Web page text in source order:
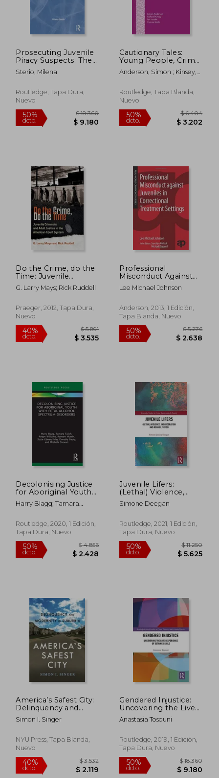
dcto. dcto.
Prosecuting Juvenile
Piracy Suspects: The
International Legal
Framework (en
Sterio, Milena
Routledge, Tapa Dura,
Nuevo
50%
dcto. $ 9.180
Cautionary Tales:
Young People, Crime
and Policing in
Edinburgh (en Inglés)
Anderson, Simon ; Kinsey,
Routledge, Tapa Blanda,
Nuevo
50%
dcto. $
Do the Crime, do the
Time: Juvenile
Criminals and Adult
Justice in the
System (en Inglés)
G. Larry Mays; Rick Ruddell
Praeger, 2012, Tapa Dura,
Nuevo
Professional
Misconduct Against
Juveniles in
Correctional
(Real-World
Criminology) (en
Lee Michael Johnson
Anderson, 2013, 1 Edición,
Tapa Blanda, Nuevo
Decolonising Justice
for Aboriginal Youth
With Fetal Alcohol
Spectrum Disorders
Focus) (en Inglés)
Harry Blagg; Tamara
Routledge, 2020, 1 Edición,
Tapa Dura, Nuevo
Juvenile Lifers:
(Lethal) Violence,
Incarceration and
Rehabilitation
Crime, Justice and the
Family) (en Inglés)
Simone Deegan
Routledge, 2021, 1 Edición,
Tapa Dura, Nuevo
America’s Safest City:
Delinquency and
Modernity in
Suburbia (New
Crime, Deviance, and
Law)
Simon I. Singer
NYU Press, Tapa Blanda,
Nuevo
Gendered Injustice:
Uncovering the Lived
Experience of
Detained Girls (en
Anastasia Tosouni
Routledge, 2019, 1 Edición,
Tapa Dura, Nuevo